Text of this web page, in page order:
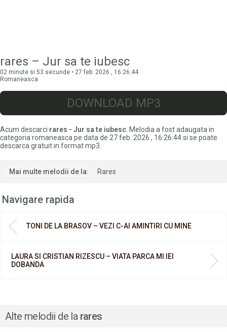
rares – Jur sa te iubesc
02 minute si 53 secunde • 27 feb. 2026 , 16:26:44
Romaneasca
DOWNLOAD MP3
Acum descarci rares - Jur sa te iubesc . Melodia a fost adaugata in
categoria romaneasca pe data de 27 feb. 2026 , 16:26:44 si se poate
descarca gratuit in format mp3.
Mai multe melodii de la: Rares
Navigare rapida
TONI DE LA BRASOV – VEZI C-AI AMINTIRI CU MINE
LAURA SI CRISTIAN RIZESCU – VIATA PARCA MI IEI
DOBANDA
Alte melodii de la rares